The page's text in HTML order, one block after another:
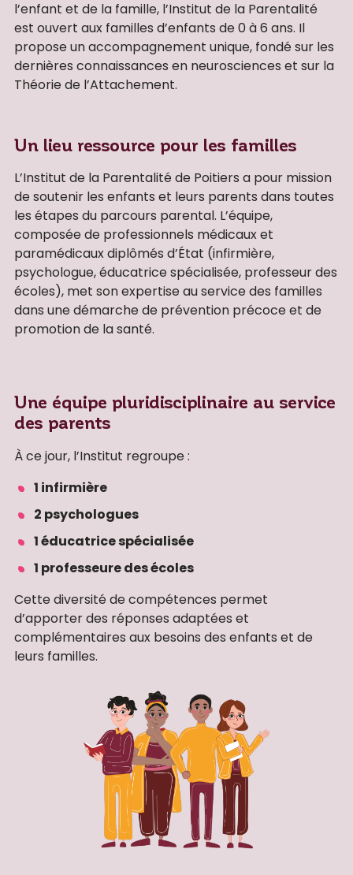
l’enfant et de la famille, l’Institut de la Parentalité
est ouvert aux familles d’enfants de 0 à 6 ans. Il
propose un accompagnement unique, fondé sur les
dernières connaissances en neurosciences et sur la
Théorie de l’Attachement.
Un lieu ressource pour les familles
L’Institut de la Parentalité de Poitiers a pour mission
de soutenir les enfants et leurs parents dans toutes
les étapes du parcours parental. L’équipe,
composée de professionnels médicaux et
paramédicaux diplômés d’État (infirmière,
psychologue, éducatrice spécialisée, professeur des
écoles), met son expertise au service des familles
dans une démarche de prévention précoce et de
promotion de la santé.
Une équipe pluridisciplinaire au service
des parents
À ce jour, l’Institut regroupe :
1 infirmière
2 psychologues
1 éducatrice spécialisée
1 professeure des écoles
Cette diversité de compétences permet
d’apporter des réponses adaptées et
complémentaires aux besoins des enfants et de
leurs familles.